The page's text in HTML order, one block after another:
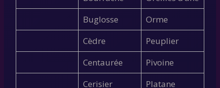
Buglosse
Orme
Cèdre
Peuplier
Centaurée
Pivoine
Cerisier
Platane